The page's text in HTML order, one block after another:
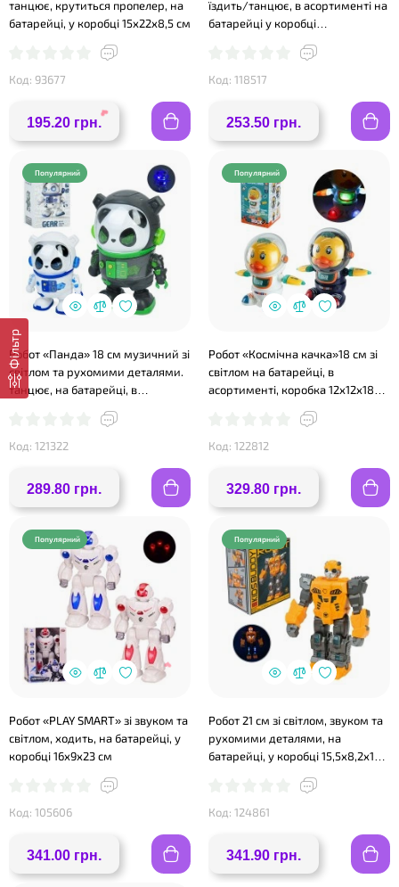
Фільтр
танцює, крутиться пропелер, на
батарейці, у коробці 15х22х8,5 см
Код: 93677
195.20 грн.
їздить/танцює, в асортименті на
батарейці у коробці
Код: 118517
253.50 грн.
Популярний
Робот «Панда» 18 см музичний зі
світлом та рухомими деталями.
танцює, на батарейці, в
Код: 121322
289.80 грн.
Популярний
Робот «Космічна качка»18 см зі
світлом на батарейці, в
асортименті, коробка 12х12х18
Код: 122812
329.80 грн.
Популярний
Робот «PLAY SMART» зі звуком та
світлом, ходить, на батарейці, у
коробці 16х9х23 см
Код: 105606
341.00 грн.
Популярний
Робот 21 см зі світлом, звуком та
рухомими деталями, на
батарейці, у коробці 15,5х8,2х13
Код: 124861
341.90 грн.
❤